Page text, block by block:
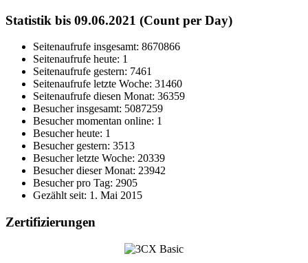
Statistik bis 09.06.2021 (Count per Day)
Seitenaufrufe insgesamt: 8670866
Seitenaufrufe heute: 1
Seitenaufrufe gestern: 7461
Seitenaufrufe letzte Woche: 31460
Seitenaufrufe diesen Monat: 36359
Besucher insgesamt: 5087259
Besucher momentan online: 1
Besucher heute: 1
Besucher gestern: 3513
Besucher letzte Woche: 20339
Besucher dieser Monat: 23942
Besucher pro Tag: 2905
Gezählt seit: 1. Mai 2015
Zertifizierungen